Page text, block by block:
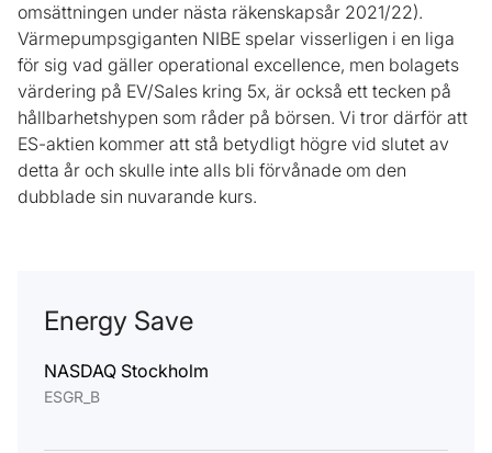
omsättningen under nästa räkenskapsår 2021/22).
Värmepumpsgiganten NIBE spelar visserligen i en liga
för sig vad gäller operational excellence, men bolagets
värdering på EV/Sales kring 5x, är också ett tecken på
hållbarhetshypen som råder på börsen. Vi tror därför att
ES-aktien kommer att stå betydligt högre vid slutet av
detta år och skulle inte alls bli förvånade om den
dubblade sin nuvarande kurs.
Energy Save
NASDAQ Stockholm
ESGR_B